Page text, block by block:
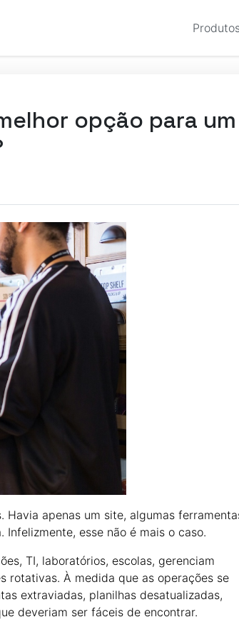
opção para
apenas um site, algumas
esse não é mais o caso.
TI, laboratórios, escolas, gerenciam
rotativas. À medida que as operações se
extraviadas, planilhas desatualizadas,
deveriam ser fáceis de encontrar.